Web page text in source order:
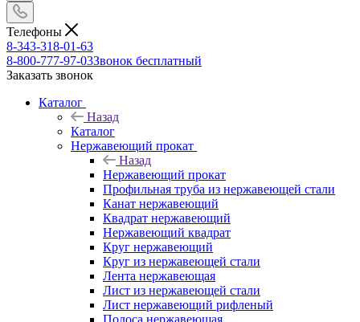
Телефоны
8-343-318-01-63
8-800-777-97-03Звонок бесплатный
Заказать звонок
Каталог
Назад
Каталог
Нержавеющий прокат
Назад
Нержавеющий прокат
Профильная труба из нержавеющей стали
Канат нержавеющий
Квадрат нержавеющий
Нержавеющий квадрат
Круг нержавеющий
Круг из нержавеющей стали
Лента нержавеющая
Лист из нержавеющей стали
Лист нержавеющий рифленый
Полоса нержавеющая